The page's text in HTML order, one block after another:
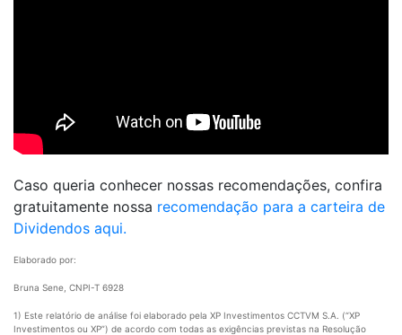
Caso queria conhecer nossas recomendações, confira
gratuitamente nossa recomendação para a carteira de
Dividendos aqui.
Elaborado por:
Bruna Sene, CNPI-T 6928
1) Este relatório de análise foi elaborado pela XP Investimentos CCTVM S.A. (“XP
Investimentos ou XP”) de acordo com todas as exigências previstas na Resolução